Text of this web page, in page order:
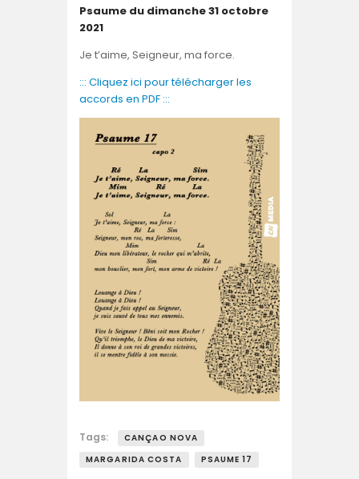
Psaume du dimanche 31 octobre
2021
Je t’aime, Seigneur, ma force.
::: Cliquez ici pour télécharger les
accords en PDF :::
Tags:
CANÇAO NOVA
MARGARIDA COSTA
PSAUME 17